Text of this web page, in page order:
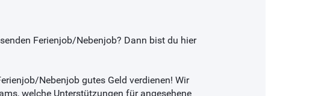
Ferienjob/Nebenjob? Dann bist du hier
Nebenjob gutes Geld verdienen! Wir
welche Unterstützungen für angesehene